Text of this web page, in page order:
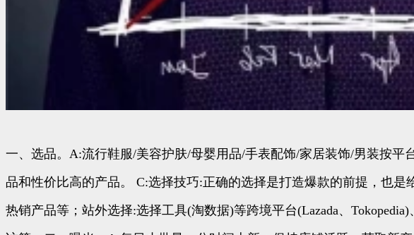
一、选品。A:流行鞋服/美容护肤/母婴用品/手表配饰/家居装饰/男装按平
品和性价比高的产品。 C:选择技巧:正确的选择是打造爆款的前提，也是
热销产品等；站外选择:选择工具(淘数据)等跨境平台(Lazada、